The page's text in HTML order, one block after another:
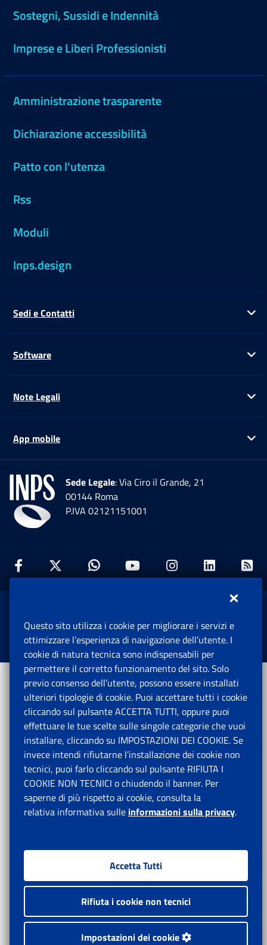
Sostegni, Sussidi e Indennità
Imprese e Liberi Professionisti
Amministrazione trasparente
Dichiarazione accessibilità
Patto con l'utenza
Rss
Moduli
Inps.design
Sedi e Contatti
Software
Note Legali
App mobile
Sede Legale: Via Ciro il Grande, 21
00144 Roma
P.IVA 02121151001
Facebook: Apre una nuova finestra
Twitter: Apre una nuova finestra
Whatsapp: Apre una nuova
Youtube: Apre una
Instagram:
Istituto Nazionale Previdenza Sociale.
Tutti i diritti riservati.
Questo sito utilizza i cookie per migliorare i servizi e
ottimizzare l’esperienza di navigazione dell’utente. I
cookie di natura tecnica sono indispensabili per
permettere il corretto funzionamento del sito. Solo
previo consenso dell’utente, possono essere installati
ulteriori tipologie di cookie. Puoi accettare tutti i cookie
cliccando sul pulsante ACCETTA TUTTI, oppure puoi
effettuare le tue scelte sulle singole categorie che vuoi
installare, cliccando su IMPOSTAZIONI DEI COOKIE. Se
invece intendi rifiutarne l’installazione dei cookie non
tecnici, puoi farlo cliccando sul pulsante RIFIUTA I
COOKIE NON TECNICI o chiudendo il banner. Per
saperne di più rispetto ai cookie, consulta la
relativa informativa sulle informazioni sulla privacy.
Accetta Tutti
Rifiuta i cookie non tecnici
Impostazioni dei cookie